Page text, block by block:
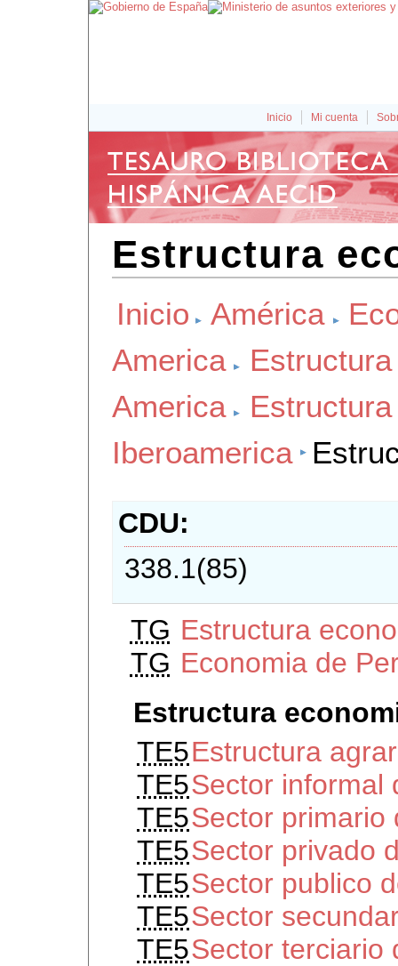
Inicio Mi cuenta
Estructura
Inicio América
America
America
Iberoamerica
CDU
338.1(85)
TG Estructura
TG Economia de
Estructura
TE5Estructura
TE5Sector informal
TE5Sector primario
TE5Sector privado
TE5Sector publico
TE5Sector
TE5Sector terciario